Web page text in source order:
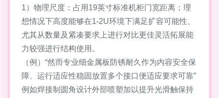
1）物理尺度：占用19英寸标准机柜门宽距离；理
想情况下高度能够在1-2U环境下满足扩容可能性、
尤其从数量及紧凑要求上进行对比更佳灵活拓展能
力较强进行结构使用。
（例）“然而专业细金属板防锈耐久作为内容安全保
障、运行适应性稳固放置多个接口便适应要求可靠”
例如焊接制圆角设计外部喷塑加以提升光滑触保持